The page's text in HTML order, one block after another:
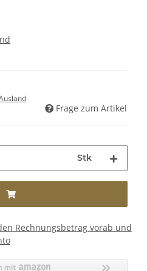
Frage zum Artikel
Stk
Rechnungsbetrag vorab und